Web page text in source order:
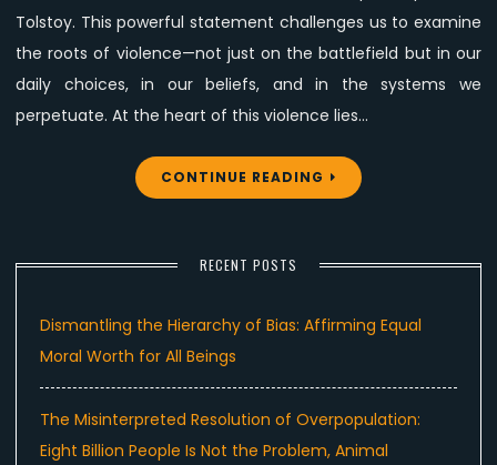
the
Roots
Violence
and
Tolstoy. This powerful statement challenges us to examine
the roots of violence—not just on the battlefield but in our
daily choices, in our beliefs, and in the systems we
perpetuate. At the heart of this violence lies…
CONTINUE READING
RECENT POSTS
Dismantling the Hierarchy of Bias: Affirming Equal
Moral Worth for All Beings
The Misinterpreted Resolution of Overpopulation:
Eight Billion People Is Not the Problem, Animal